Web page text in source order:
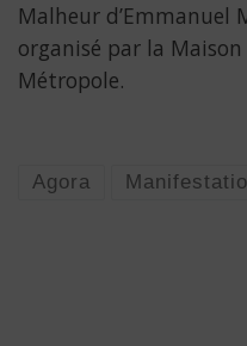
Malheur d’Emmanuel
organisé par la Maison
Métropole.
Agora